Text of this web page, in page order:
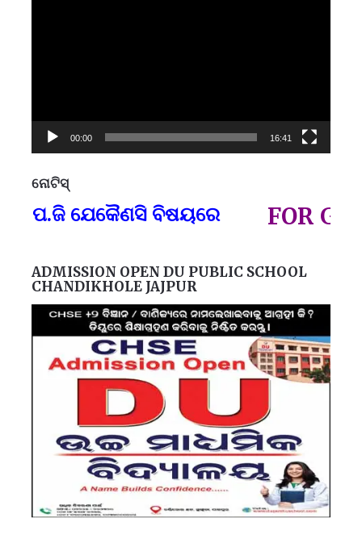
00:00 16:41
ନୋଟିସ୍
ଯେକୈଣସି ବିଷୟରେ FOR
ADMISSION OPEN DU PUBLIC SCHOOL
CHANDIKHOLE JAJPUR